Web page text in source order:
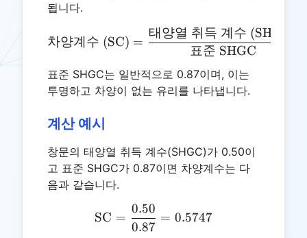
됩니다.
\text{차양계수 (SC)} =
차양계수 (SC) =
표준 SHGC
태양열 취득 계수 (SHGC)
표준 SHGC는 일반적으로 0.87이며, 이는
투명하고 차양이 없는 유리를 나타냅니다.
계산 예시
창문의 태양열 취득 계수(SHGC)가 0.50이
고 표준 SHGC가 0.87이면 차양계수는 다
음과 같습니다.
\text{SC} =
SC =
0.87
0.50
= 0.5747